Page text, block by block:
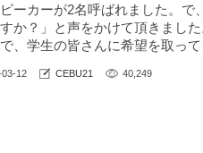
ーカーが2名呼ばれました。
か？」と声をかけて頂きまし
、学生の皆さんに希望を取っ
12 CEBU21 40,249